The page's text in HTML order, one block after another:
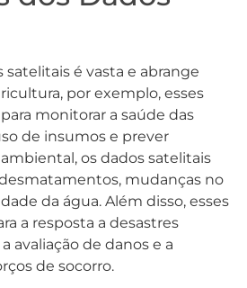
satelitais é vasta e abrange
por exemplo, esses
monitorar a saúde das
de insumos e prever
os dados satelitais
mudanças no
da água. Além disso, esses
a resposta a desastres
avaliação de danos e a
de socorro.